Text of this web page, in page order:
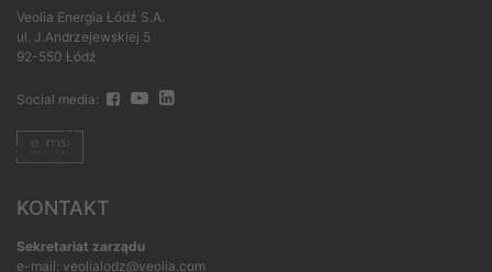
Veolia Energia Łódź S.A.
ul. J.Andrzejewskiej 5
92-550 Łódź
Social media:
KONTAKT
Sekretariat zarządu
e-mail: veolialodz@veolia.com